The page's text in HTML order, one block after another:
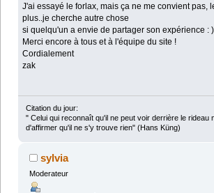
J'ai essayé le forlax, mais ça ne me convient pas,
plus..je cherche autre chose
si quelqu'un a envie de partager son expérience :
Merci encore à tous et à l'équipe du site !
Cordialement
zak
Citation du jour:
" Celui qui reconnaît qu'il ne peut voir derrière le rideau
d'affirmer qu'il ne s'y trouve rien" (Hans Küng)
sylvia
Moderateur